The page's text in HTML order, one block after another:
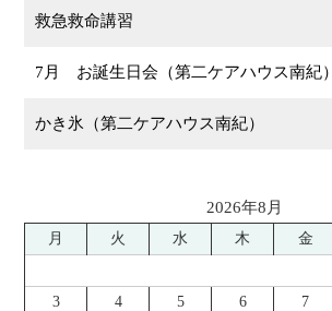
救急救命講習
7月 お誕生日会（第二ケアハウス南紀）
かき氷（第二ケアハウス南紀）
2026年8月
月 火 水 木 金
3
4 5 6 7